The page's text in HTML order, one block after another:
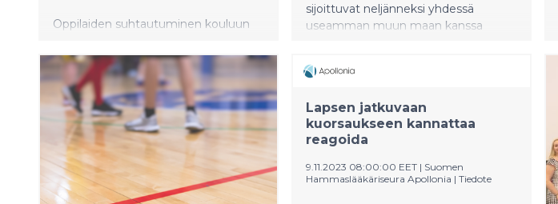
Oppilaiden suhtautuminen kouluun
kielteisemmäksi. Samaan aikaan usko
sattumaan koulumenestystä
selittävänä tekijänä on vahvistunut,
selviää valtakunnallisesta Tampereen
yliopiston ja Helsingin yliopiston
toteuttamasta oppimaan oppimisen
arvioinnin tutkimuksesta.
sijoittuvat neljänneksi yhdessä
useamman muun maan kanssa
tutkimuksessa (ICILS 2023).
pistemäärät olivat Etelä-Koreassa
(540), Tšekissä (525) ja Tanskassa (518).
Ohjelmoinnillisessa ajattelussa
Korea (537) ja Tšekki (527). Tutkimus
Lapsen jatkuvaan
kuorsaukseen kannattaa
reagoida
9.11.2023 08:00:00 EET | Suomen
Hammaslääkäriseura Apollonia | Tiedote